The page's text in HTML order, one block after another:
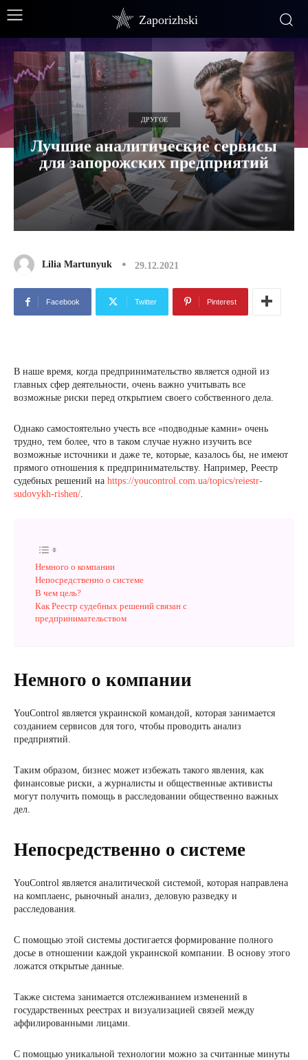
Zaporizhski
ДРУГОЕ
Лучшие аналитические сервисы
для запорожских предприятий
Lilia Martunyuk 29.12.2021
Facebook Twitter Pinterest
В наше время, когда предпринимательство является одной из
главных сфер деятельности, очень важно учитывать все
возможные риски перед открытием своего собственного дела.
Однако самостоятельно учесть все «подводные камни» очень
трудно, тем более, что в таком случае нужно изучить все
возможные источники и даже те, которые, казалось бы, не имеют
прямого отношения к предпринимательству. Например, Реестр
судебных решений на https://youcontrol.com.ua/topics/reiestr-
sudovykh-rishen/.
Немного о компании
Непосредственно о системе
В чем цель?
Как Реестр судебных решений связан с
предпринимательством
Немного о компании
YouControl является украинской командой, которая занимается
созданием сервисов для того, чтобы проводить анализ
предприятий.
Таким образом, бизнес может избежать такого явления, как
финансовые риски, а журналисты и общественные активисты
могут получить помощь в расследовании общественно важных
дел.
Непосредственно о системе
YouControl является аналитической системой, которая направлена
на комплаенс, рыночный анализ, деловую разведку и
расследования.
С помощью этой системы достигается формирование полного
досье в отношении каждой украинской компании. В основу этого
ложатся открытые данные.
Также система занимается отслеживанием изменений в
государственных реестрах и визуализацией связей между
аффилированными лицами.
С помощью уникальной технологии можно за считанные минуты